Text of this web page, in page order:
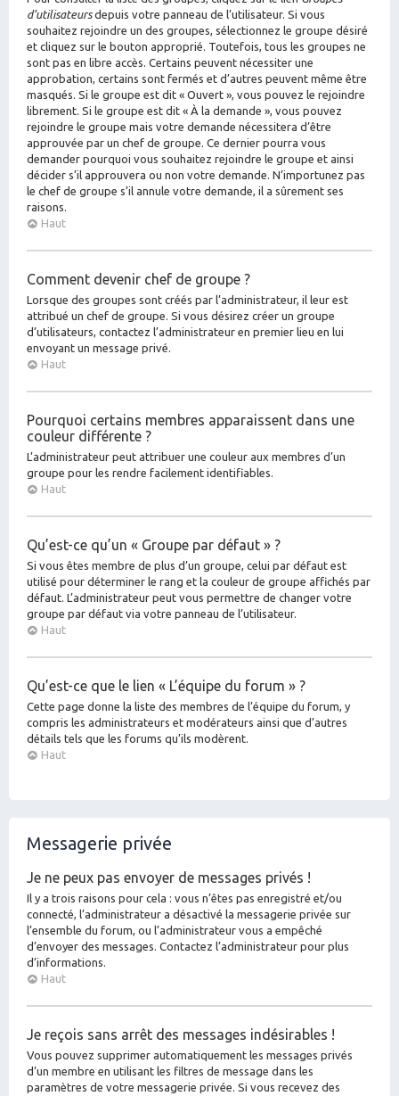
d’utilisateursdepuis votre panneau de l’utilisateur. Si vous
souhaitez rejoindre un des groupes, sélectionnez le groupe désiré
et cliquez sur le bouton approprié. Toutefois, tous les groupes ne
sont pas en libre accès. Certains peuvent nécessiter une
approbation, certains sont fermés et d’autres peuvent même être
masqués. Si le groupe est dit « Ouvert », vous pouvez le rejoindre
librement. Si le groupe est dit « À la demande », vous pouvez
rejoindre le groupe mais votre demande nécessitera d’être
approuvée par un chef de groupe. Ce dernier pourra vous
demander pourquoi vous souhaitez rejoindre le groupe et ainsi
décider s’il approuvera ou non votre demande. N’importunez pas
le chef de groupe s’il annule votre demande, il a sûrement ses
raisons.
Haut
Comment devenir chef de groupe ?
Lorsque des groupes sont créés par l’administrateur, il leur est
attribué un chef de groupe. Si vous désirez créer un groupe
d’utilisateurs, contactez l’administrateur en premier lieu en lui
envoyant un message privé.
Haut
Pourquoi certains membres apparaissent dans une
couleur différente ?
L’administrateur peut attribuer une couleur aux membres d’un
groupe pour les rendre facilement identifiables.
Haut
Qu’est-ce qu’un « Groupe par défaut » ?
Si vous êtes membre de plus d’un groupe, celui par défaut est
utilisé pour déterminer le rang et la couleur de groupe affichés par
défaut. L’administrateur peut vous permettre de changer votre
groupe par défaut via votre panneau de l’utilisateur.
Haut
Qu’est-ce que le lien « L’équipe du forum » ?
Cette page donne la liste des membres de l’équipe du forum, y
compris les administrateurs et modérateurs ainsi que d’autres
détails tels que les forums qu’ils modèrent.
Haut
Messagerie privée
Je ne peux pas envoyer de messages privés !
Il y a trois raisons pour cela : vous n’êtes pas enregistré et/ou
connecté, l’administrateur a désactivé la messagerie privée sur
l’ensemble du forum, ou l’administrateur vous a empêché
d’envoyer des messages. Contactez l’administrateur pour plus
d’informations.
Haut
Je reçois sans arrêt des messages indésirables !
Vous pouvez supprimer automatiquement les messages privés
d’un membre en utilisant les filtres de message dans les
paramètres de votre messagerie privée. Si vous recevez des